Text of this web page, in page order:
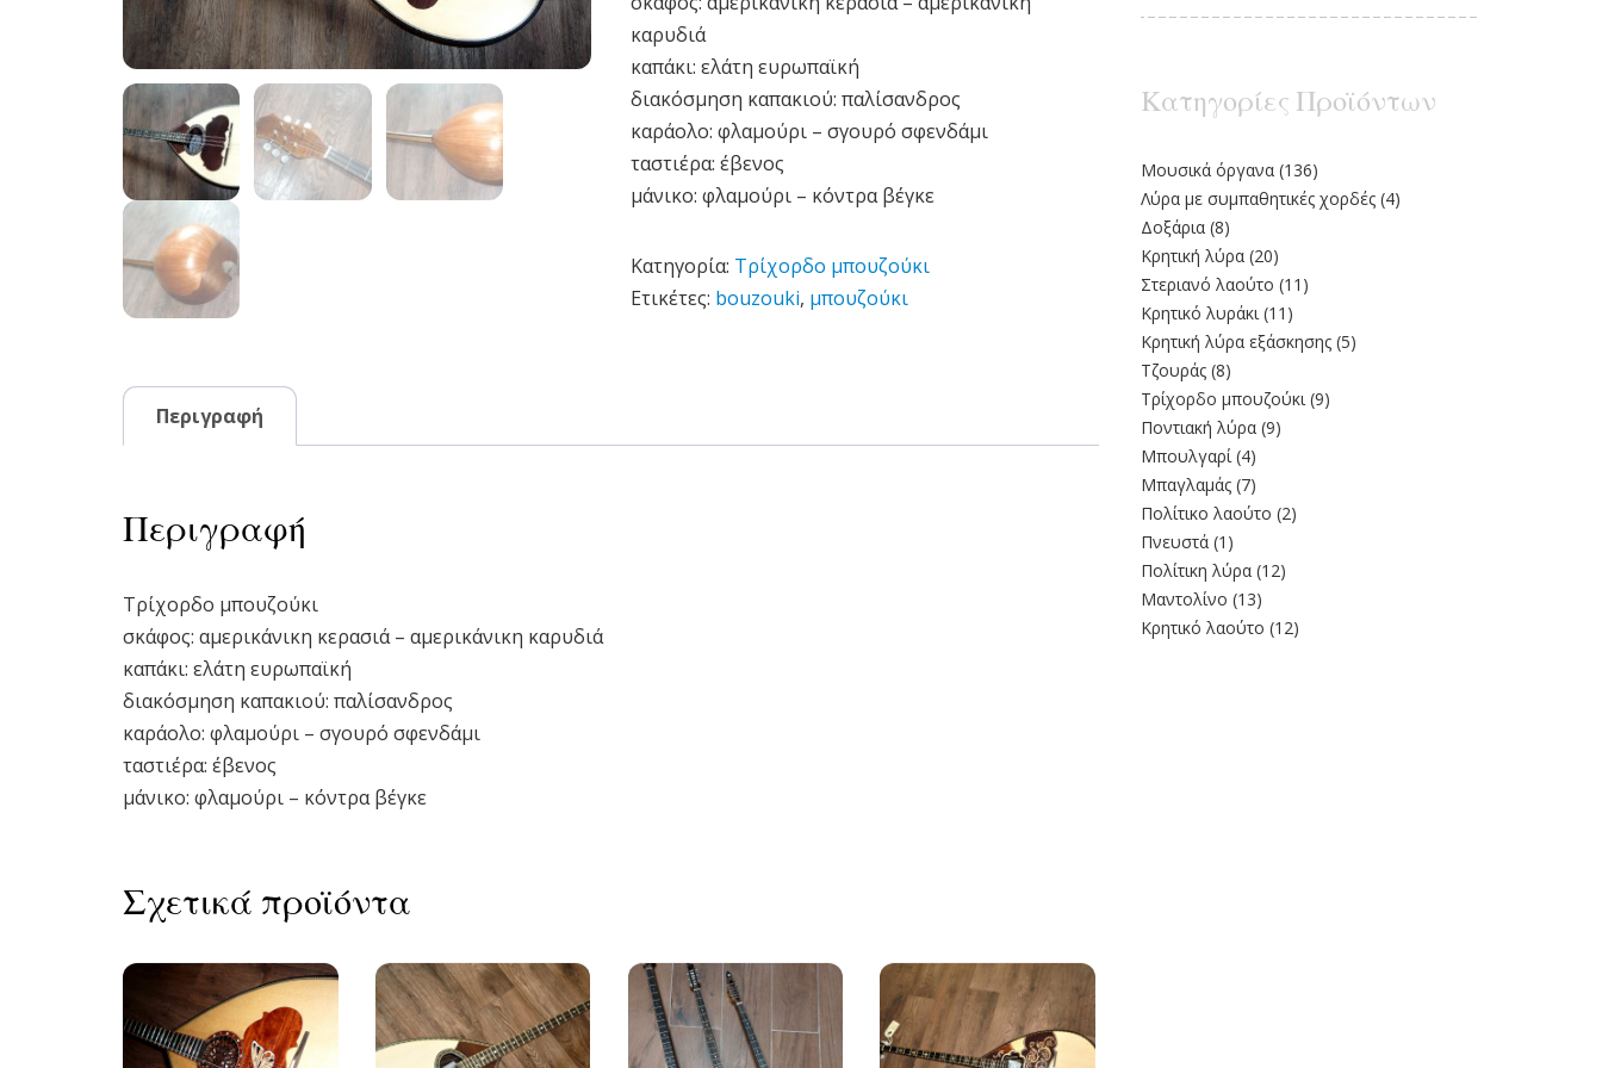
καρυδιά
καπάκι: ελάτη ευρωπαϊκή
διακόσμηση καπακιού: παλίσανδρος
καράολο: φλαμούρι – σγουρό σφενδάμι
ταστιέρα: έβενος
μάνικο: φλαμούρι – κόντρα βέγκε
Κατηγορία: Τρίχορδο μπουζούκι
Ετικέτες: bouzouki, μπουζούκι
Περιγραφή
Περιγραφή
Τρίχορδο μπουζούκι
σκάφος: αμερικάνικη κερασιά – αμερικάνικη καρυδιά
καπάκι: ελάτη ευρωπαϊκή
διακόσμηση καπακιού: παλίσανδρος
καράολο: φλαμούρι – σγουρό σφενδάμι
ταστιέρα: έβενος
μάνικο: φλαμούρι – κόντρα βέγκε
Σχετικά προϊόντα
Κατηγορίες Προϊόντων
Moυσικά όργανα (136)
Λύρα με συμπαθητικές χορδές (4)
Δοξάρια (8)
Κρητική λύρα (20)
Στεριανό λαούτο (11)
Kρητικό λυράκι (11)
Κρητική λύρα εξάσκησης (5)
Τζουράς (8)
Τρίχορδο μπουζούκι (9)
Ποντιακή λύρα (9)
Μπουλγαρί (4)
Μπαγλαμάς (7)
Πολίτικο λαούτο (2)
Πνευστά (1)
Πολίτικη λύρα (12)
Μαντολίνο (13)
Κρητικό λαούτο (12)